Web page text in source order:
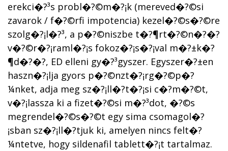
erekci�?³s probl�?©m�?¡k (mereved�?©si
zavarok / f�?©rfi impotencia) kezel�?©s�?©re
szolg�?¡l�?³, a p�?©niszbe t�?¶rt�?©n�?�?
v�?©r�?¡raml�?¡s fokoz�?¡s�?¡val m�?±k�?
¶d�?�?, ED elleni gy�?³gyszer. Egyszer�?±en
haszn�?¡lja gyors p�?©nzt�?¡rg�?©p�?
¼nket, adja meg sz�?¡ll�?­t�?¡si c�?­m�?©t,
v�?¡lassza ki a fizet�?©si m�?³dot, �?©s
megrendel�?©s�?©t egy sima csomagol�?
¡sban sz�?¡ll�?­tjuk ki, amelyen nincs felt�?
¼ntetve, hogy sildenafil tablett�?¡t tartalmaz.